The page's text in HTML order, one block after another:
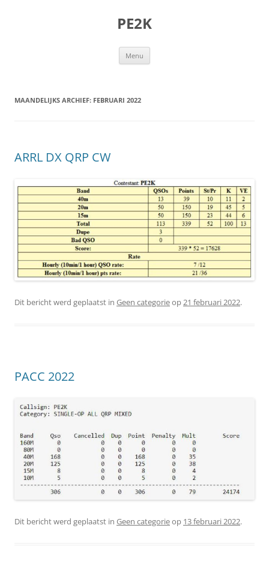
PE2K
Menu
MAANDELIJKS ARCHIEF: FEBRUARI 2022
ARRL DX QRP CW
Dit bericht werd geplaatst in Geen categorieop 21 februari 2022.
PACC 2022
Dit bericht werd geplaatst in Geen categorieop 13 februari 2022.